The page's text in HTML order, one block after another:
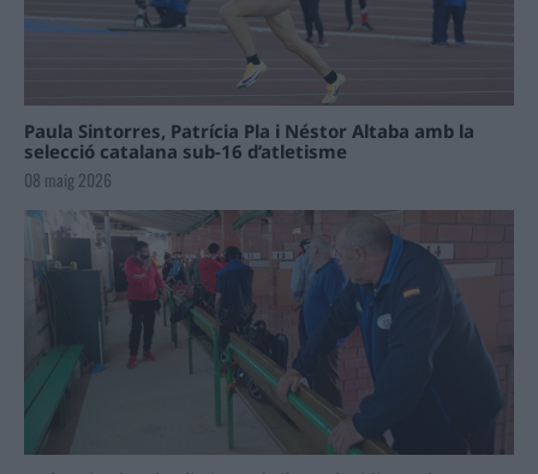
Paula Sintorres, Patrícia Pla i Néstor Altaba amb la
selecció catalana sub-16 d’atletisme
08 maig 2026